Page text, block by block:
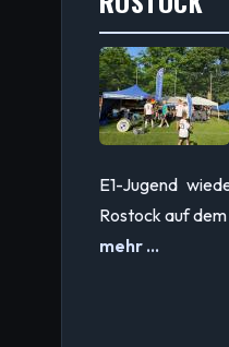
E1-Jugend
Rostock auf
mehr ...